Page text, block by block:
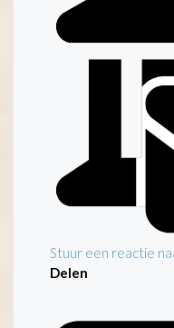
Stuur een reactie
Delen